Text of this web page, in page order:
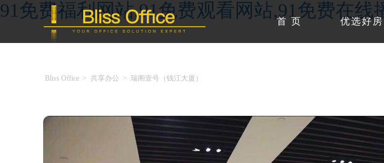
91免费福利网站,91免费观看网站,91免费在
首 页 优选好房
Bliss Office > 共享办公 > 瑞阁壹号（钱江大厦）